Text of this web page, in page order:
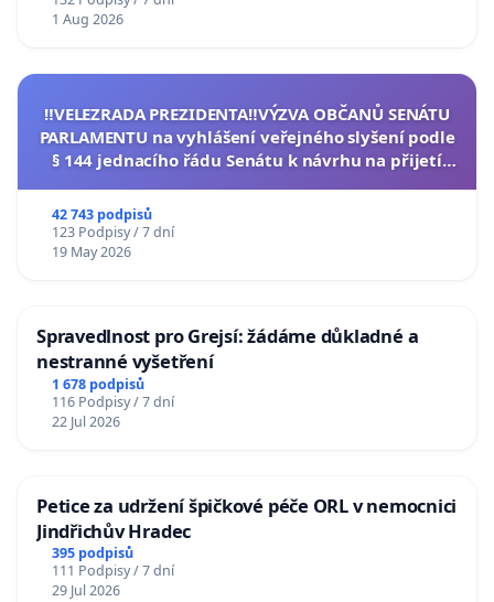
1 Aug 2026
‼️VELEZRADA PREZIDENTA‼️VÝZVA OBČANŮ SENÁTU
PARLAMENTU na vyhlášení veřejného slyšení podle
§ 144 jednacího řádu Senátu k návrhu na přijetí
42 743 podpisů
123 Podpisy / 7 dní
19 May 2026
Spravedlnost pro Grejsí: žádáme důkladné a
nestranné vyšetření
1 678 podpisů
116 Podpisy / 7 dní
22 Jul 2026
Petice za udržení špičkové péče ORL v nemocnici
Jindřichův Hradec
395 podpisů
111 Podpisy / 7 dní
29 Jul 2026